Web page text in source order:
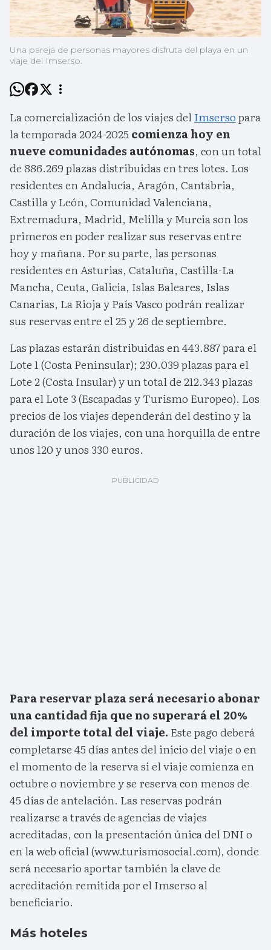
Una pareja de personas mayores disfruta del playa en un
viaje del Imserso.
La comercialización de los viajes delImsersopara
la temporada 2024-2025 comienza hoy en
nueve comunidades autónomas, con un total
de 886.269 plazas distribuidas en tres lotes. Los
residentes en Andalucía, Aragón, Cantabria,
Castilla y León, Comunidad Valenciana,
Extremadura, Madrid, Melilla y Murcia son los
primeros en poder realizar sus reservas entre
hoy y mañana. Por su parte, las personas
residentes en Asturias, Cataluña, Castilla-La
Mancha, Ceuta, Galicia, Islas Baleares, Islas
Canarias, La Rioja y País Vasco podrán realizar
sus reservas entre el 25 y 26 de septiembre.
Las plazas estarán distribuidas en 443.887 para el
Lote 1 (Costa Peninsular); 230.039 plazas para el
Lote 2 (Costa Insular) y un total de 212.343 plazas
para el Lote 3 (Escapadas y Turismo Europeo). Los
precios de los viajes dependerán del destino y la
duración de los viajes, con una horquilla de entre
unos 120 y unos 330 euros.
Para reservar plaza será necesario abonar
una cantidad fija que no superará el 20%
del importe total del viaje. Este pago deberá
completarse 45 días antes del inicio del viaje o en
el momento de la reserva si el viaje comienza en
octubre o noviembre y se reserva con menos de
45 días de antelación. Las reservas podrán
realizarse a través de agencias de viajes
acreditadas, con la presentación única del DNI o
en la web oficial (www.turismosocial.com), donde
será necesario aportar también la clave de
acreditación remitida por el Imserso al
beneficiario.
Más hoteles